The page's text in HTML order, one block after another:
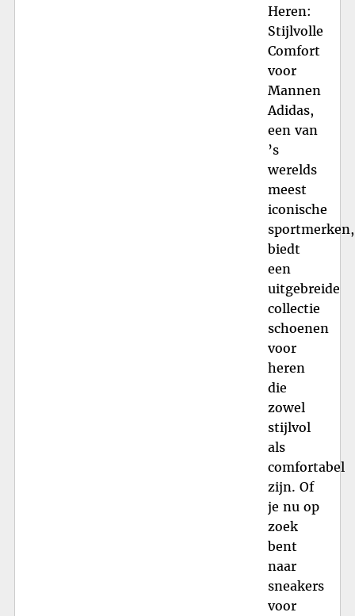
Heren:
Stijlvolle
Comfort
voor
Mannen
Adidas,
een van
’s
werelds
meest
iconische
sportmerken,
biedt
een
uitgebreide
collectie
schoenen
voor
heren
die
zowel
stijlvol
als
comfortabel
zijn. Of
je nu op
zoek
bent
naar
sneakers
voor